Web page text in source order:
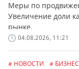
Меры по
Увеличение доли
рынке.
04.08.2026, 11:21
# НОВОСТИ # БИЗНЕС